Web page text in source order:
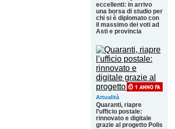
eccellenti: in arrivo
una borsa di studio per
chi si è diplomato con
il massimo dei voti ad
Asti e provincia
Attualità
Quaranti, riapre
l’ufficio postale:
rinnovato e digitale
grazie al progetto Polis